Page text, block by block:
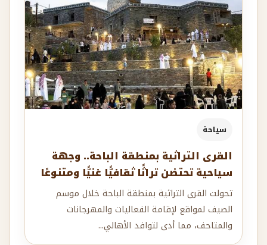
سياحة
القرى التراثية بمنطقة الباحة.. وجهة
سياحية تحتضن تراثًا ثقافيًّا غنيًّا ومتنوعًا
تحولت القرى التراثية بمنطقة الباحة خلال موسم
الصيف لمواقع لإقامة الفعاليات والمهرجانات
والمتاحف، مما أدى لتوافد الأهالي...